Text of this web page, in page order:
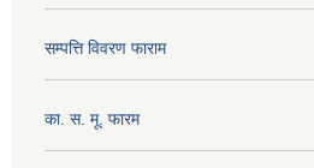
सम्पत्ति विवरण फाराम
का. स. मू. फारम